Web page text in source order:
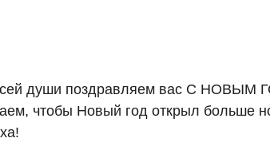
души поздравляем вас С НОВЫМ
чтобы Новый год открыл больше